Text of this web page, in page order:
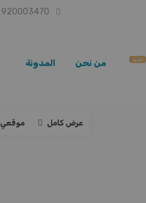
920003470
جديد من نحن المدونة
موقعي عرض كامل